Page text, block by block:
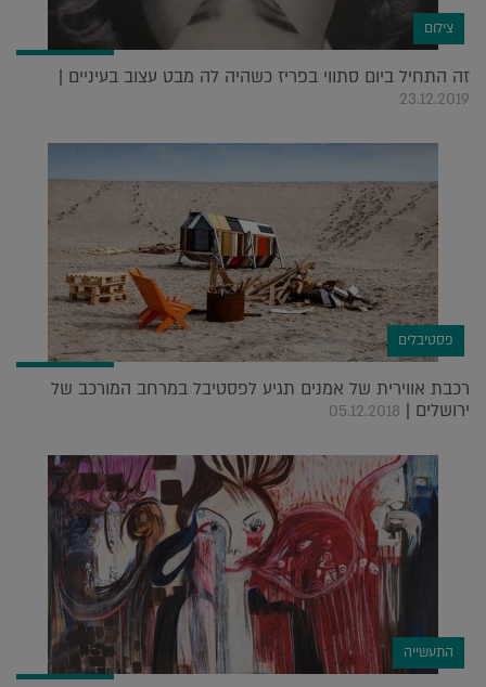
צילום
זה התחיל ביום סתווי בפריז כשהיה לה מבט עצוב בעיניים |
23.12.2019
פסטיבלים
רכבת אווירית של אמנים תגיע לפסטיבל במרחב המורכב של
ירושלים | 05.12.2018
התעשייה